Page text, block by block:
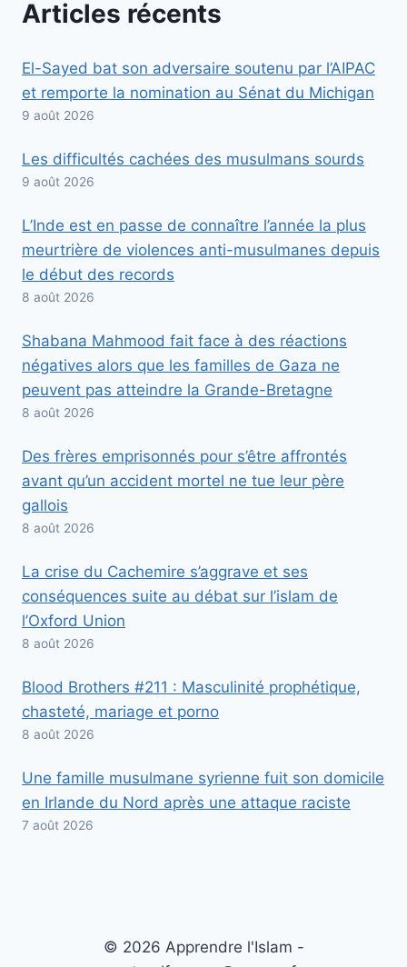
Articles récents
El-Sayed bat son adversaire soutenu par l’AIPAC
et remporte la nomination au Sénat du Michigan
9 août 2026
Les difficultés cachées des musulmans sourds
9 août 2026
L’Inde est en passe de connaître l’année la plus
meurtrière de violences anti-musulmanes depuis
le début des records
8 août 2026
Shabana Mahmood fait face à des réactions
négatives alors que les familles de Gaza ne
peuvent pas atteindre la Grande-Bretagne
8 août 2026
Des frères emprisonnés pour s’être affrontés
avant qu’un accident mortel ne tue leur père
gallois
8 août 2026
La crise du Cachemire s’aggrave et ses
conséquences suite au débat sur l’islam de
l’Oxford Union
8 août 2026
Blood Brothers #211 : Masculinité prophétique,
chasteté, mariage et porno
8 août 2026
Une famille musulmane syrienne fuit son domicile
en Irlande du Nord après une attaque raciste
7 août 2026
© 2026 Apprendre l'Islam -